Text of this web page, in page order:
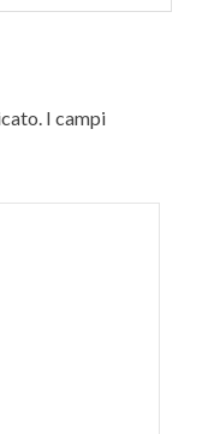
I campi